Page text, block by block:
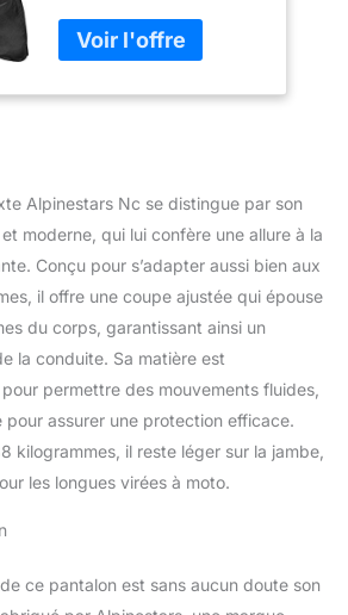
blouson/pantalon : Oui
Protections hanches :
Alpinestars Nc se distingue par son
moderne, qui lui confère une allure à la
Conçu pour s’adapter aussi bien aux
il offre une coupe ajustée qui épouse
du corps, garantissant ainsi un
la conduite. Sa matière est
permettre des mouvements fluides,
assurer une protection efficace.
kilogrammes, il reste léger sur la jambe,
les longues virées à moto.
ce pantalon est sans aucun doute son